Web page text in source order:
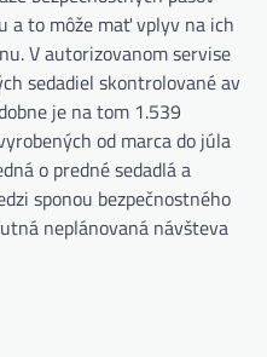
a to môže mať vplyv na ich
V autorizovanom servise
sedadiel skontrolované av
je na tom 1.539
od marca do júla
o predné sedadlá a
sponou bezpečnostného
neplánovaná návšteva